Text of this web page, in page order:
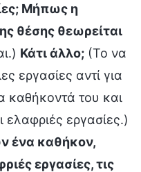
Μήπως η
θέσης θεωρείται
Κάτι άλλο; (Το να
εργασίες αντί για
καθήκοντά του και
ελαφριές εργασίες.)
ένα καθήκον,
εργασίες, τις